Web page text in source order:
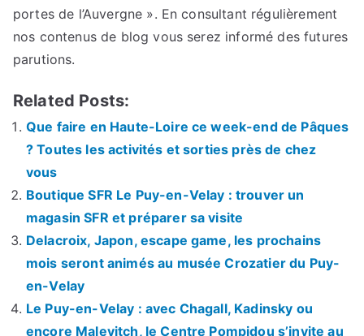
portes de l’Auvergne ». En consultant régulièrement
nos contenus de blog vous serez informé des futures
parutions.
Related Posts:
Que faire en Haute-Loire ce week-end de Pâques
? Toutes les activités et sorties près de chez
vous
Boutique SFR Le Puy-en-Velay : trouver un
magasin SFR et préparer sa visite
Delacroix, Japon, escape game, les prochains
mois seront animés au musée Crozatier du Puy-
en-Velay
Le Puy-en-Velay : avec Chagall, Kadinsky ou
encore Malevitch, le Centre Pompidou s’invite au